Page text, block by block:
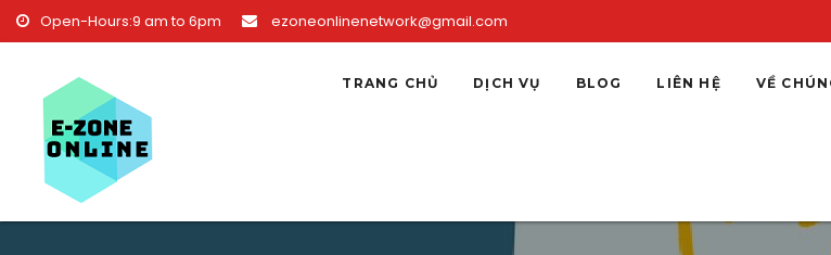
Skip to content
Open-Hours:9 am to 6pm ezoneonlinenetwork@gmail.com
TRANG CHỦ DỊCH VỤ BLOG LIÊN HỆ VỀ